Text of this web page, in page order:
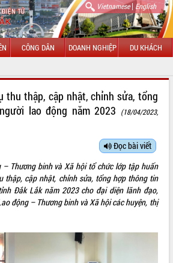
Vietnamese| English
CÔNG DÂN DOANH NGHIỆP DU KHÁCH
thu thập, cập nhật, chỉnh sửa, tổng
lao động năm 2023
(18/04/2023,
Đọc bài viết
– Thương binh và Xã hội tổ chức lớp tập huấn
thập, cập nhật, chỉnh sửa, tổng hợp thông tin
Đắk Lắk năm 2023 cho đại diện lãnh đạo,
động – Thương binh và Xã hội các huyện, thị